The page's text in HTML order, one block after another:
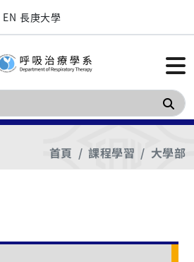
EN 長庚大學
搜
首頁 課程學習 大學部